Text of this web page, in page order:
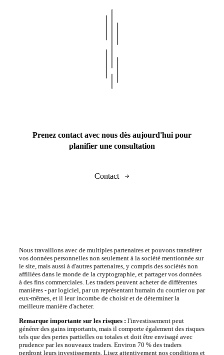
Prenez contact avec nous dès aujourd'hui pour
planifier une consultation
Contact
Nous travaillons avec de multiples partenaires et pouvons transférer
vos données personnelles non seulement à la société mentionnée sur
le site, mais aussi à d'autres partenaires, y compris des sociétés non
affiliées dans le monde de la cryptographie, et partager vos données
à des fins commerciales. Les traders peuvent acheter de différentes
manières - par logiciel, par un représentant humain du courtier ou par
eux-mêmes, et il leur incombe de choisir et de déterminer la
meilleure manière d'acheter.
Remarque importante sur les risques : l'investissement peut
générer des gains importants, mais il comporte également des risques
tels que des pertes partielles ou totales et doit être envisagé avec
prudence par les nouveaux traders. Environ 70 % des traders
perdront leurs investissements. Lisez attentivement nos conditions et